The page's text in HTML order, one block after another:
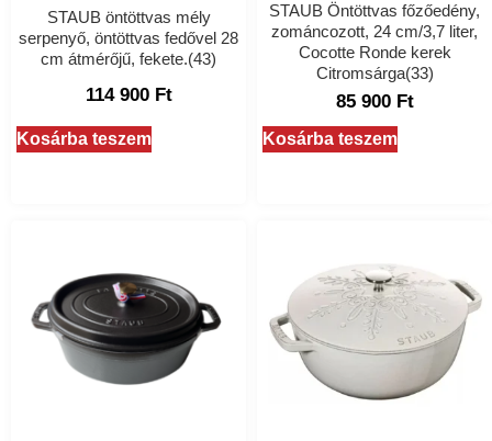
STAUB öntöttvas mély
serpenyő, öntöttvas fedővel 28
cm átmérőjű, fekete.(43)
114 900 Ft
Kosárba teszem
STAUB Öntöttvas főzőedény,
zománcozott, 24 cm/3,7 liter,
Cocotte Ronde kerek
Citromsárga(33)
85 900 Ft
Kosárba teszem